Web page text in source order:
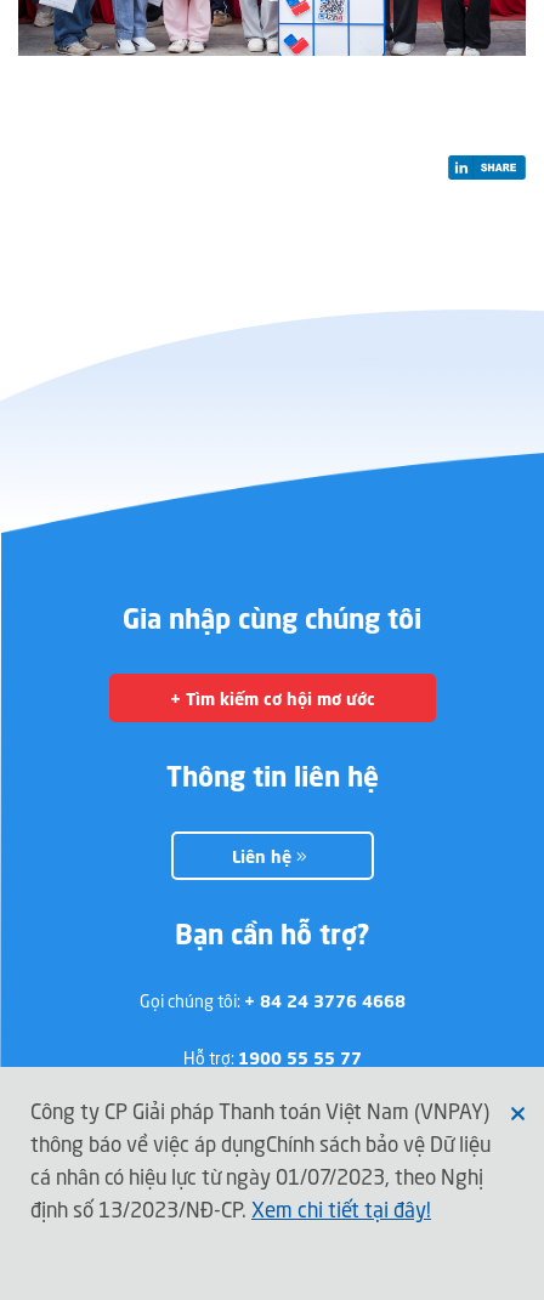
Gia nhập cùng chúng tôi
+ Tìm kiếm cơ hội mơ ước
Thông tin liên hệ
Liên hệ
Bạn cần hỗ trợ?
Gọi chúng tôi: + 84 24 3776 4668
Hỗ trợ: 1900 55 55 77
Kết nối với VNPAY
Công ty CP Giải pháp Thanh toán Việt Nam (VNPAY)
thông báo về việc áp dụngChính sách bảo vệ Dữ liệu
cá nhân có hiệu lực từ ngày 01/07/2023, theo Nghị
định số 13/2023/NĐ-CP. Xem chi tiết tại đây!